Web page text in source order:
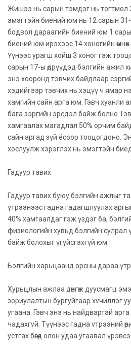
Жишээ нь сарын тэмдэг нь тогтмол
эмэгтэйн биений юм нь 12 сарын
бодвол дараагийн биений юм 1
биений юм ирэхээс 14 хоногийн өмнөх
Үүнээс урагш хойш 3 хоног гэж
сарын 17-ы өдрүүдэд бэлгийн ажил
энэ хооронд тэвчих байдлаар
хэдийгээр тэвчих нь хэцүү ч ямар
хамгийн сайн арга юм. Гэвч хуанли
бага зэргийн эрсдэл байж болно.
хамгаалах магадлал 50% орчим
сайн аргад зүй ёсоор тооцогдоно.
хослуулж хэрэглэх нь эмэгтэйн
Гадуур тавих
Гадуур тавих буюу бэлгийн ажлыг
үтрээнээс гадна гадагшлуулах
40% хамгаалдаг гэж үздэг ба,
физиологийн хувьд бэлгийн сулрал
байж болохыг үгүйсгэхгүй юм.
Бэлгийн харьцаанд орсны дараа
Хурьцлын ажлаа дөнгөж дуусмагц
зориулалтын бургуйгаар хvчиллэг
угаана. Гэвч энэ нь найдвартай
чадахгvй. Түүнээс гадна vтрээний
устгах бөгөөд олон удаа угаавал